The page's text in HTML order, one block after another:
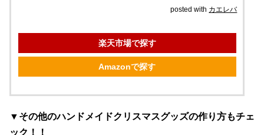
posted with カエレバ
楽天市場で探す
Amazonで探す
▼その他のハンドメイドクリスマスグッズの作り方もチェ
ック！！